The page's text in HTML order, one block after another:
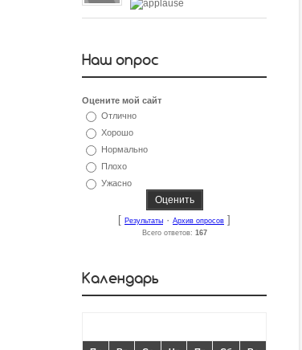
Наш опрос
Оцените мой сайт
Отлично
Хорошо
Нормально
Плохо
Ужасно
[ Результаты · Архив опросов ]
Всего ответов: 167
Календарь